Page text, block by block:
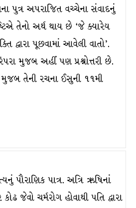
પુત્ર અપરાજિત વચ્ચેના સંવાદનું
તેનો અર્થ થાય છે ‘જે ક્યારેય
દ્વારા પૂછવામાં આવેલી વાતો’.
મુજબ અહીં પણ પ્રશ્નોત્તરી છે.
તેની રચના ઈસુની ૧૧મી
પૌરાણિક પાત્ર. અત્રિ ઋષિનાં
કોઢ જેવો ચર્મરોગ હોવાથી પતિ દ્વારા